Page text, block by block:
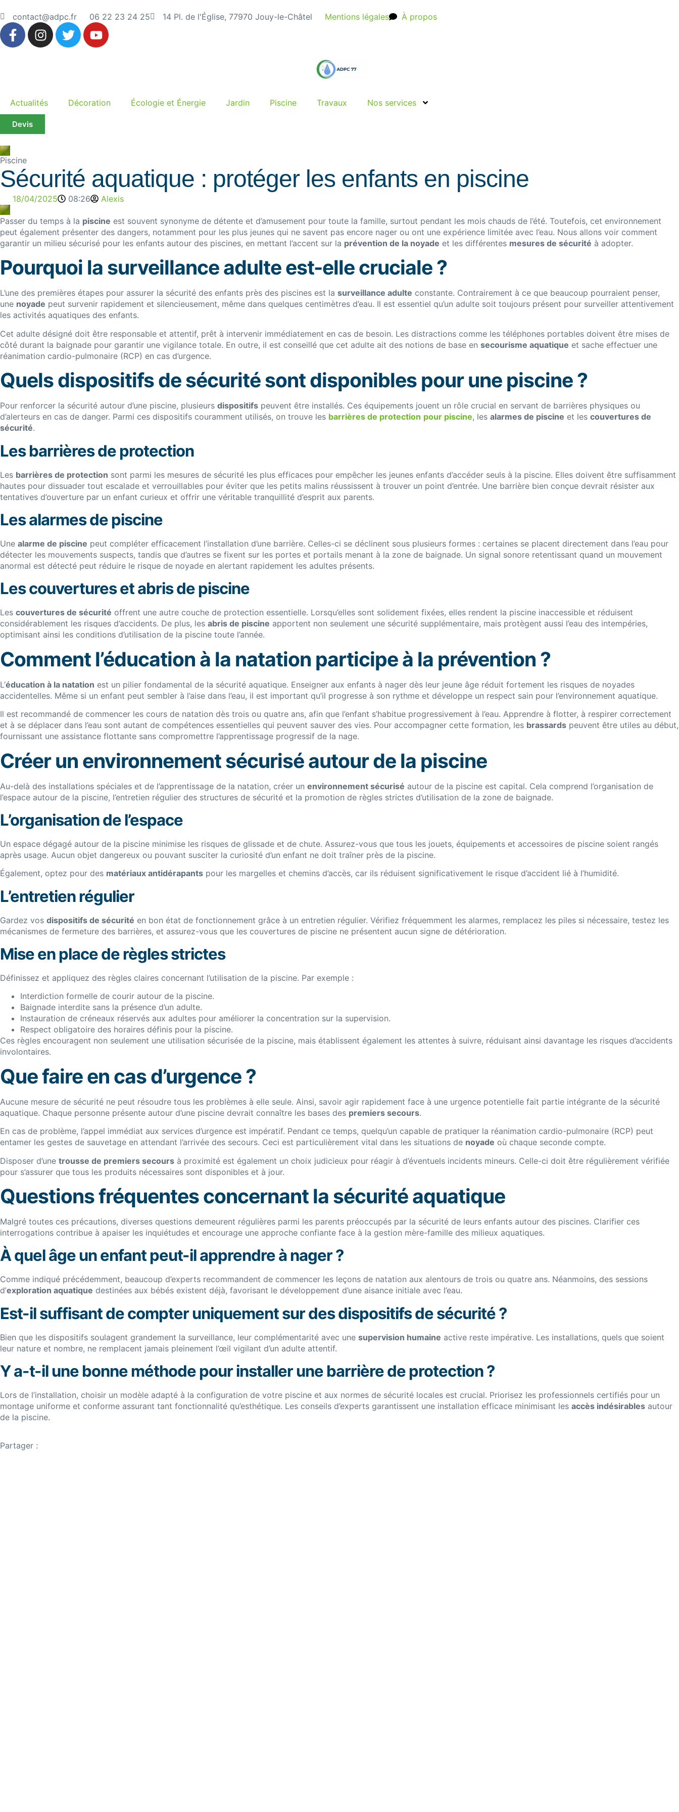
contact@adpc.fr 06 22 23 24 25 14 Pl. de l'Église, 77970 Jouy-le-Châtel Mentions légales À propos
Actualités Décoration Écologie et Énergie Jardin Piscine Travaux Nos services
Devis
Piscine
Sécurité aquatique : protéger les enfants en piscine
18/04/2025 08:26 Alexis
Passer du temps à la piscine est souvent synonyme de détente et d’amusement pour toute la famille, surtout pendant les mois chauds de l’été. Toutefois, cet environnement
peut également présenter des dangers, notamment pour les plus jeunes qui ne savent pas encore nager ou ont une expérience limitée avec l’eau. Nous allons voir comment
garantir un milieu sécurisé pour les enfants autour des piscines, en mettant l’accent sur la prévention de la noyade et les différentes mesures de sécurité à adopter.
Pourquoi la surveillance adulte est-elle cruciale ?
L’une des premières étapes pour assurer la sécurité des enfants près des piscines est la surveillance adulte constante. Contrairement à ce que beaucoup pourraient penser,
une noyade peut survenir rapidement et silencieusement, même dans quelques centimètres d’eau. Il est essentiel qu’un adulte soit toujours présent pour surveiller attentivement
les activités aquatiques des enfants.
Cet adulte désigné doit être responsable et attentif, prêt à intervenir immédiatement en cas de besoin. Les distractions comme les téléphones portables doivent être mises de
côté durant la baignade pour garantir une vigilance totale. En outre, il est conseillé que cet adulte ait des notions de base en secourisme aquatique et sache effectuer une
réanimation cardio-pulmonaire (RCP) en cas d’urgence.
Quels dispositifs de sécurité sont disponibles pour une piscine ?
Pour renforcer la sécurité autour d’une piscine, plusieurs dispositifs peuvent être installés. Ces équipements jouent un rôle crucial en servant de barrières physiques ou
d’alerteurs en cas de danger. Parmi ces dispositifs couramment utilisés, on trouve les barrières de protection pour piscine, les alarmes de piscine et les couvertures de
sécurité.
Les barrières de protection
Les barrières de protection sont parmi les mesures de sécurité les plus efficaces pour empêcher les jeunes enfants d’accéder seuls à la piscine. Elles doivent être suffisamment
hautes pour dissuader tout escalade et verrouillables pour éviter que les petits malins réussissent à trouver un point d’entrée. Une barrière bien conçue devrait résister aux
tentatives d’ouverture par un enfant curieux et offrir une véritable tranquillité d’esprit aux parents.
Les alarmes de piscine
Une alarme de piscine peut compléter efficacement l’installation d’une barrière. Celles-ci se déclinent sous plusieurs formes : certaines se placent directement dans l’eau pour
détecter les mouvements suspects, tandis que d’autres se fixent sur les portes et portails menant à la zone de baignade. Un signal sonore retentissant quand un mouvement
anormal est détecté peut réduire le risque de noyade en alertant rapidement les adultes présents.
Les couvertures et abris de piscine
Les couvertures de sécurité offrent une autre couche de protection essentielle. Lorsqu’elles sont solidement fixées, elles rendent la piscine inaccessible et réduisent
considérablement les risques d’accidents. De plus, les abris de piscine apportent non seulement une sécurité supplémentaire, mais protègent aussi l’eau des intempéries,
optimisant ainsi les conditions d’utilisation de la piscine toute l’année.
Comment l’éducation à la natation participe à la prévention ?
L’éducation à la natation est un pilier fondamental de la sécurité aquatique. Enseigner aux enfants à nager dès leur jeune âge réduit fortement les risques de noyades
accidentelles. Même si un enfant peut sembler à l’aise dans l’eau, il est important qu’il progresse à son rythme et développe un respect sain pour l’environnement aquatique.
Il est recommandé de commencer les cours de natation dès trois ou quatre ans, afin que l’enfant s’habitue progressivement à l’eau. Apprendre à flotter, à respirer correctement
et à se déplacer dans l’eau sont autant de compétences essentielles qui peuvent sauver des vies. Pour accompagner cette formation, les brassards peuvent être utiles au début,
fournissant une assistance flottante sans compromettre l’apprentissage progressif de la nage.
Créer un environnement sécurisé autour de la piscine
Au-delà des installations spéciales et de l’apprentissage de la natation, créer un environnement sécurisé autour de la piscine est capital. Cela comprend l’organisation de
l’espace autour de la piscine, l’entretien régulier des structures de sécurité et la promotion de règles strictes d’utilisation de la zone de baignade.
L’organisation de l’espace
Un espace dégagé autour de la piscine minimise les risques de glissade et de chute. Assurez-vous que tous les jouets, équipements et accessoires de piscine soient rangés
après usage. Aucun objet dangereux ou pouvant susciter la curiosité d’un enfant ne doit traîner près de la piscine.
Également, optez pour des matériaux antidérapants pour les margelles et chemins d’accès, car ils réduisent significativement le risque d’accident lié à l’humidité.
L’entretien régulier
Gardez vos dispositifs de sécurité en bon état de fonctionnement grâce à un entretien régulier. Vérifiez fréquemment les alarmes, remplacez les piles si nécessaire, testez les
mécanismes de fermeture des barrières, et assurez-vous que les couvertures de piscine ne présentent aucun signe de détérioration.
Mise en place de règles strictes
Définissez et appliquez des règles claires concernant l’utilisation de la piscine. Par exemple :
Interdiction formelle de courir autour de la piscine.
Baignade interdite sans la présence d’un adulte.
Instauration de créneaux réservés aux adultes pour améliorer la concentration sur la supervision.
Respect obligatoire des horaires définis pour la piscine.
Ces règles encouragent non seulement une utilisation sécurisée de la piscine, mais établissent également les attentes à suivre, réduisant ainsi davantage les risques d’accidents
involontaires.
Que faire en cas d’urgence ?
Aucune mesure de sécurité ne peut résoudre tous les problèmes à elle seule. Ainsi, savoir agir rapidement face à une urgence potentielle fait partie intégrante de la sécurité
aquatique. Chaque personne présente autour d’une piscine devrait connaître les bases des premiers secours.
En cas de problème, l’appel immédiat aux services d’urgence est impératif. Pendant ce temps, quelqu’un capable de pratiquer la réanimation cardio-pulmonaire (RCP) peut
entamer les gestes de sauvetage en attendant l’arrivée des secours. Ceci est particulièrement vital dans les situations de noyade où chaque seconde compte.
Disposer d’une trousse de premiers secours à proximité est également un choix judicieux pour réagir à d’éventuels incidents mineurs. Celle-ci doit être régulièrement vérifiée
pour s’assurer que tous les produits nécessaires sont disponibles et à jour.
Questions fréquentes concernant la sécurité aquatique
Malgré toutes ces précautions, diverses questions demeurent régulières parmi les parents préoccupés par la sécurité de leurs enfants autour des piscines. Clarifier ces
interrogations contribue à apaiser les inquiétudes et encourage une approche confiante face à la gestion mère-famille des milieux aquatiques.
À quel âge un enfant peut-il apprendre à nager ?
Comme indiqué précédemment, beaucoup d’experts recommandent de commencer les leçons de natation aux alentours de trois ou quatre ans. Néanmoins, des sessions
d’exploration aquatique destinées aux bébés existent déjà, favorisant le développement d’une aisance initiale avec l’eau.
Est-il suffisant de compter uniquement sur des dispositifs de sécurité ?
Bien que les dispositifs soulagent grandement la surveillance, leur complémentarité avec une supervision humaine active reste impérative. Les installations, quels que soient
leur nature et nombre, ne remplacent jamais pleinement l’œil vigilant d’un adulte attentif.
Y a-t-il une bonne méthode pour installer une barrière de protection ?
Lors de l’installation, choisir un modèle adapté à la configuration de votre piscine et aux normes de sécurité locales est crucial. Priorisez les professionnels certifiés pour un
montage uniforme et conforme assurant tant fonctionnalité qu’esthétique. Les conseils d’experts garantissent une installation efficace minimisant les accès indésirables autour
de la piscine.
Partager :